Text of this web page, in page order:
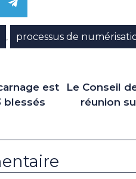
Share
on
Telegram
, processus de
est
blessés
Le Conseil
réunion